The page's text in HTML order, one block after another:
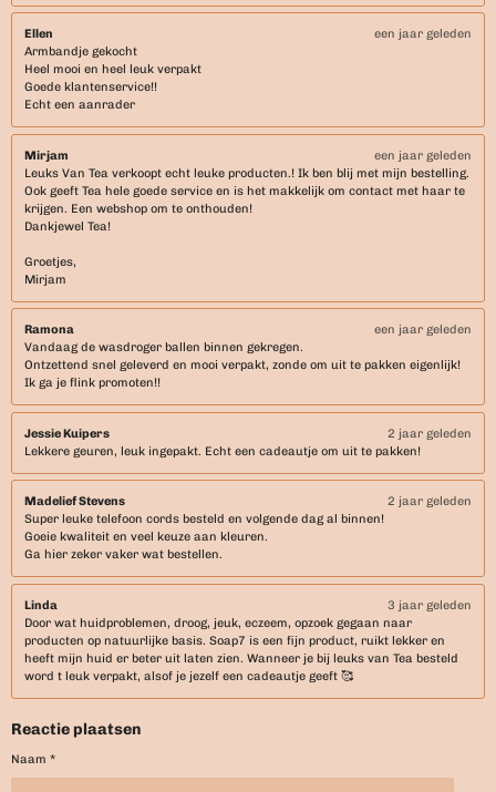
Ellen
een jaar geleden
Armbandje gekocht
Heel mooi en heel leuk verpakt
Goede klantenservice!!
Echt een aanrader
Mirjam
een jaar geleden
Leuks Van Tea verkoopt echt leuke producten.! Ik ben blij met mijn bestelling.
Ook geeft Tea hele goede service en is het makkelijk om contact met haar te
krijgen. Een webshop om te onthouden!
Dankjewel Tea!
Groetjes,
Mirjam
Ramona
een jaar geleden
Vandaag de wasdroger ballen binnen gekregen.
Ontzettend snel geleverd en mooi verpakt, zonde om uit te pakken eigenlijk!
Ik ga je flink promoten!!
Jessie Kuipers
2 jaar geleden
Lekkere geuren, leuk ingepakt. Echt een cadeautje om uit te pakken!
Madelief Stevens
2 jaar geleden
Super leuke telefoon cords besteld en volgende dag al binnen!
Goeie kwaliteit en veel keuze aan kleuren.
Ga hier zeker vaker wat bestellen.
Linda
3 jaar geleden
Door wat huidproblemen, droog, jeuk, eczeem, opzoek gegaan naar
producten op natuurlijke basis. Soap7 is een fijn product, ruikt lekker en
heeft mijn huid er beter uit laten zien. Wanneer je bij leuks van Tea besteld
word t leuk verpakt, alsof je jezelf een cadeautje geeft 🥰
Reactie plaatsen
Naam *